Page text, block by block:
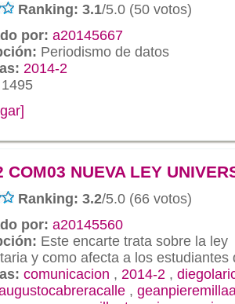
Ranking: 3.1/5.0 (50 votos)
por: a20145667
Periodismo de datos
2014-2
1495
COM03 NUEVA LEY
Ranking: 3.2/5.0 (66 votos)
por: a20145560
Este encarte trata sobre la ley
y como afecta a los estudiantes
comunicacion , 2014-2 ,
,